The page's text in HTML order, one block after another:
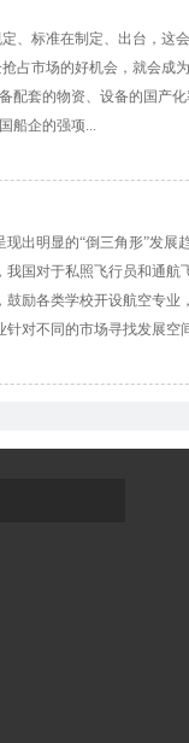
、标准在制定、出台，这
占市场的好机会，就会成
配套的物资、设备的国产
船企的强项...
现出明显的“倒三角形”发
国对于私照飞行员和通航
励各类学校开设航空专业
对不同的市场寻找发展空